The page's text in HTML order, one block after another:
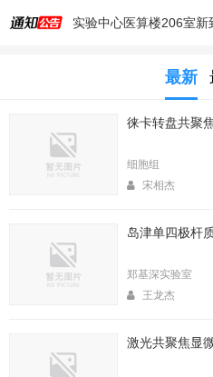
实验中心医算楼206室
生命科学实验中心2025
2025年4月春季大型仪器
生命中心2025寒假值班表
2026年春季大型仪器培
生命科学实验中心2026
最新
徕卡转盘共聚
细胞组
宋相杰
岛津单四极杆
郑基深实验室
王龙杰
激光共聚焦显